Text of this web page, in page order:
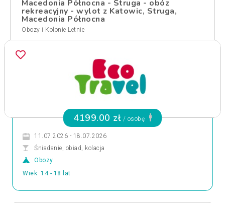
Macedonia Północna - Struga - obóz
rekreacyjny - wylot z Katowic, Struga,
Macedonia Północna
Obozy i Kolonie Letnie
4199.00 zł / osobę
11.07.2026 - 18.07.2026
Śniadanie, obiad, kolacja
Obozy
Wiek: 14 - 18 lat